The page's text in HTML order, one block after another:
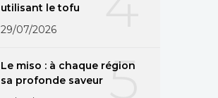
utilisant le tofu
29/07/2026
5
Le miso : à chaque région
sa profonde saveur